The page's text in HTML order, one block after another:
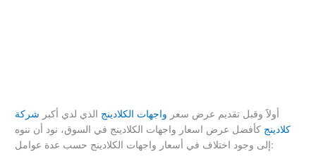
أولاََ وقبل تقديم عرض سعر واجهات الكلادينج الذي لدي أكبر شركة
كلادينج كأفضل عرض اسعار واجهات الكلادينج في السوق، نود أن ننوه
إلى وجود اختلاف في أسعار واجهات الكلادينج حسب عدة عوامل: